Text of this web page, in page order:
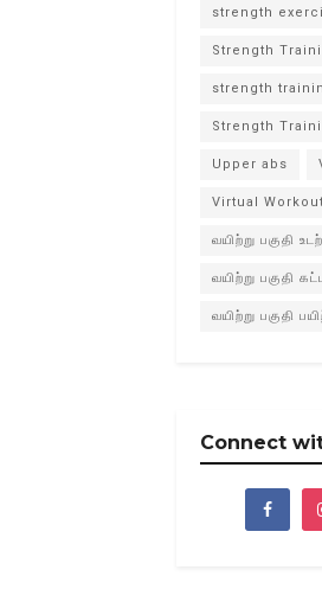
strength
Strength
strength
Strength
Upper abs
Virtual
வயிற்று பகுதி
வயிற்று பகுதி
வயிற்று பகுதி
Connect